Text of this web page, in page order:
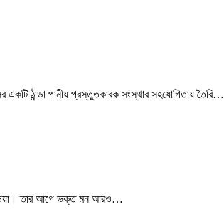
ঠান্ডা পানীয় প্রস্তুতকারক সংস্থার সহযোগিতায় তৈরি…
ইন্ডিয়া। তার আগে ভক্ত মন আরও…